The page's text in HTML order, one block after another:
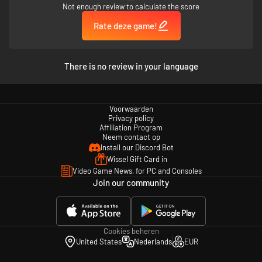
Gebruik de nieuwste ontwikkelingen op het gebied van
multiversumtechnologie en upgrades om de spinnen op te sporen en
vervolgens hun klassieke achilleshiel uit te buiten: VLAMMEN — of een
regen van lood. Of explosies die de aarde doen schudden, op afstand
bestuurbare voertuigen, lasers... verplettering onder zware objecten...
eerlijk gezegd zijn spinnen vrij zwak tegen de meeste vormen van geweld.
Not enough review to calculate the score
Rate deze game!
There is no review in your language
Voorwaarden
Privacy policy
Affiliation Program
Neem contact op
Install our Discord Bot
Wissel Gift Card in
Video Game News, for PC and Consoles
Join our community
Cookies beheren
United States
Nederlands EUR